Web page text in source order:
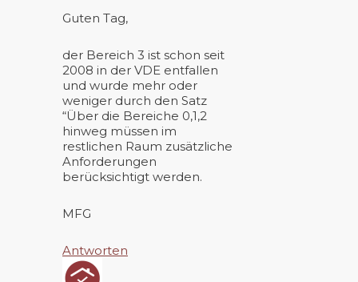
Guten Tag,
der Bereich 3 ist schon seit
2008 in der VDE entfallen
und wurde mehr oder
weniger durch den Satz
“Über die Bereiche 0,1,2
hinweg müssen im
restlichen Raum zusätzliche
Anforderungen
berücksichtigt werden.
MFG
Antworten